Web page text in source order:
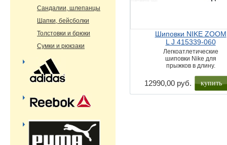
Шиповки NIKE ZOOM
L J 415339-060
Легкоатлетические
шиповки Nike для
прыжков в длину.
12990,00 руб. купить
Сандалии, шлепанцы
Шапки, бейсболки
Толстовки и брюки
Сумки и рюкзаки